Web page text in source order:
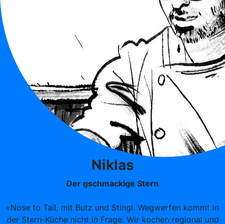
Niklas
Der gschmackige Stern
«Nose to Tail, mit Butz und Stingl. Wegwerfen kommt in
der Stern-Küche nicht in Frage. Wir kochen regional und